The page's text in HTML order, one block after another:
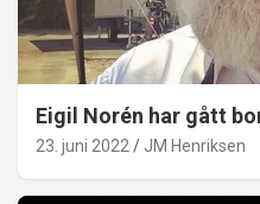
Eigil Norén har gått
23. juni 2022 JM Henriksen